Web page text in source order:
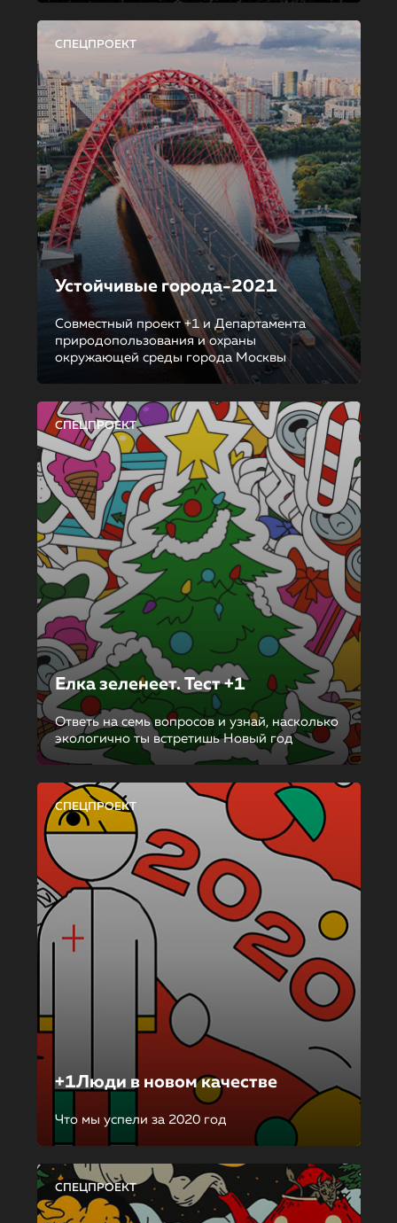
СПЕЦПРОЕКТ
Устойчивые города-2021
Совместный проект +1 и Департамента
природопользования и охраны
окружающей среды города Москвы
СПЕЦПРОЕКТ
Елка зеленеет. Тест +1
Ответь на семь вопросов и узнай, насколько
экологично ты встретишь Новый год
СПЕЦПРОЕКТ
+1Люди в новом качестве
Что мы успели за 2020 год
СПЕЦПРОЕКТ